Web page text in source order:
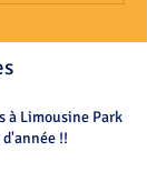
à Limousine Park
!!